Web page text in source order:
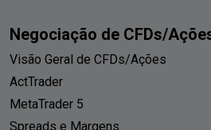
Negociação de CFDs/
Visão Geral de CFDs/Ações
ActTrader
MetaTrader 5
Spreads e Margens